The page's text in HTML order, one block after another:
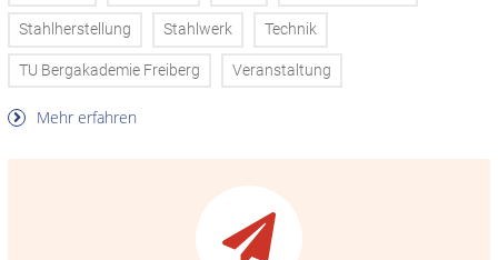
Stahlherstellung Stahlwerk Technik
TU Bergakademie Freiberg Veranstaltung
Mehr erfahren